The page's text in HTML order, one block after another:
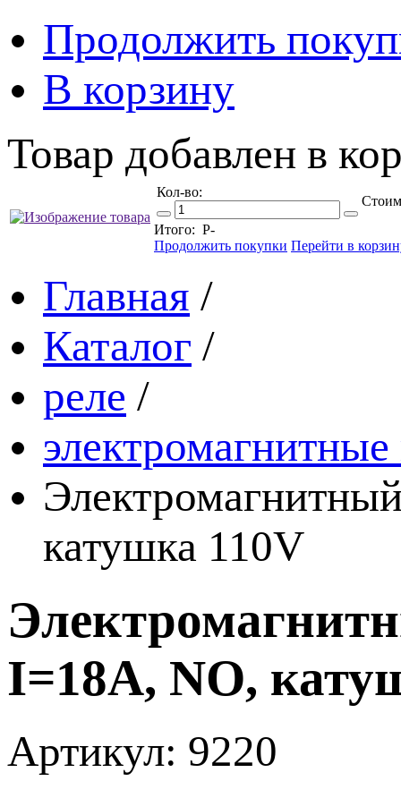
Продолжить
В корзину
Товар добавлен в
Кол-во:
Итого: Р-
Продолжить покупки Перейти в
Главная /
Каталог /
реле /
электромагнитные
катушка 110V
I=18A, NO,
Артикул: 9220